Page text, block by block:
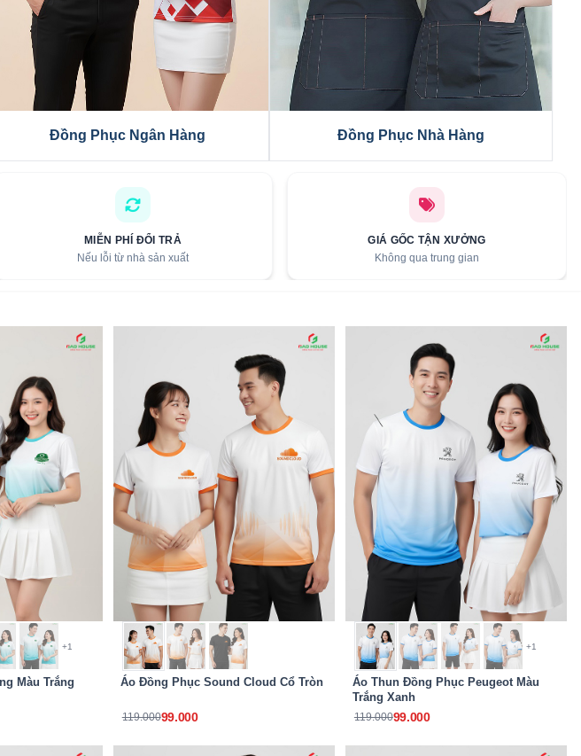
Áo Thun Đồng Phục Đồng Phục Bảo Hộ
MIỄN PHÍ ĐỔI TRẢ
Nếu lỗi từ nhà sản xuất
GIÁ GỐC TẬN XƯỞNG
Không qua trung gian
+1
Màu Trắng
Áo Đồng Phục Sound Cloud Cổ Tròn
119.00099.000
+1
Áo Thun Đồng Phục Peugeot Màu
Trắng Xanh
119.00099.000